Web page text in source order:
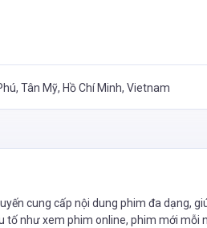
Tân Mỹ, Hồ Chí Minh, Vietnam
cung cấp nội dung phim đa dạng,
tố như xem phim online, phim mới mỗi